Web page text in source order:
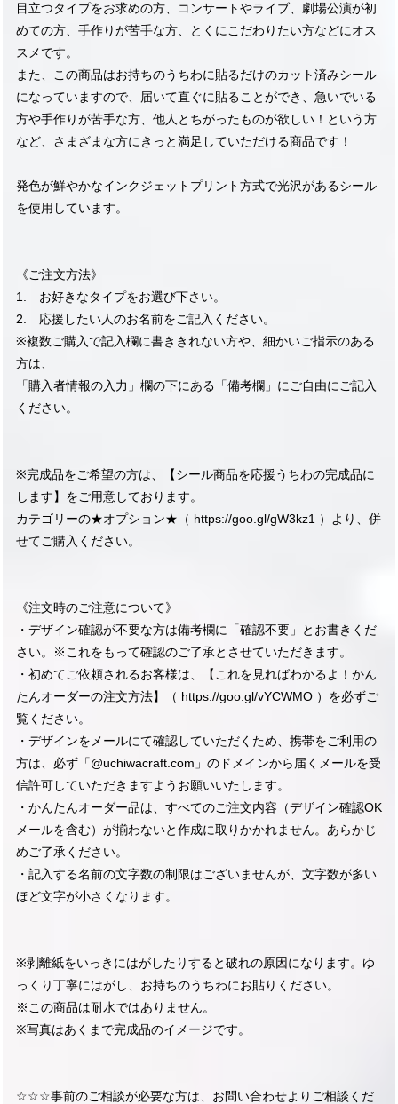
目立つタイプをお求めの方、コンサートやライブ、劇場公演が初
めての方、手作りが苦手な方、とくにこだわりたい方などにオス
スメです。
また、この商品はお持ちのうちわに貼るだけのカット済みシール
になっていますので、届いて直ぐに貼ることができ、急いでいる
方や手作りが苦手な方、他人とちがったものが欲しい！という方
など、さまざまな方にきっと満足していただける商品です！
発色が鮮やかなインクジェットプリント方式で光沢があるシール
を使用しています。
《ご注文方法》
1. お好きなタイプをお選び下さい。
2. 応援したい人のお名前をご記入ください。
※複数ご購入で記入欄に書ききれない方や、細かいご指示のある
方は、
「購入者情報の入力」欄の下にある「備考欄」にご自由にご記入
ください。
※完成品をご希望の方は、【シール商品を応援うちわの完成品に
します】をご用意しております。
カテゴリーの★オプション★（ https://goo.gl/gW3kz1 ）より、併
せてご購入ください。
《注文時のご注意について》
・デザイン確認が不要な方は備考欄に「確認不要」とお書きくだ
さい。※これをもって確認のご了承とさせていただきます。
・初めてご依頼されるお客様は、【これを見ればわかるよ！かん
たんオーダーの注文方法】（ https://goo.gl/vYCWMO ）を必ずご
覧ください。
・デザインをメールにて確認していただくため、携帯をご利用の
方は、必ず「@uchiwacraft.com」のドメインから届くメールを受
信許可していただきますようお願いいたします。
・かんたんオーダー品は、すべてのご注文内容（デザイン確認OK
メールを含む）が揃わないと作成に取りかかれません。あらかじ
めご了承ください。
・記入する名前の文字数の制限はございませんが、文字数が多い
ほど文字が小さくなります。
※剥離紙をいっきにはがしたりすると破れの原因になります。ゆ
っくり丁寧にはがし、お持ちのうちわにお貼りください。
※この商品は耐水ではありません。
※写真はあくまで完成品のイメージです。
☆☆☆事前のご相談が必要な方は、お問い合わせよりご相談くだ